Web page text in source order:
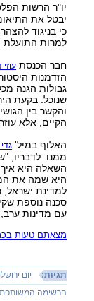
יו"ר הרשות
יבטל את
כי בניגוד
למרות התועלת
חבר הכנסת עוזי
הזדמנות
גבולות הגנה
שנוכל. בקעת
והקשר בין
הקיים, אלא עוזר
האלוף במיל'
ממנו. לדבריו,
השאלה היא
היא שמה את
סכנה נוספת
עם מדינות
מצאתם טעות
תגיות: יום
הרשימה המשותפת